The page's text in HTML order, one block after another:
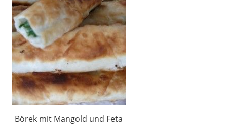
Börek mit Mangold und Feta